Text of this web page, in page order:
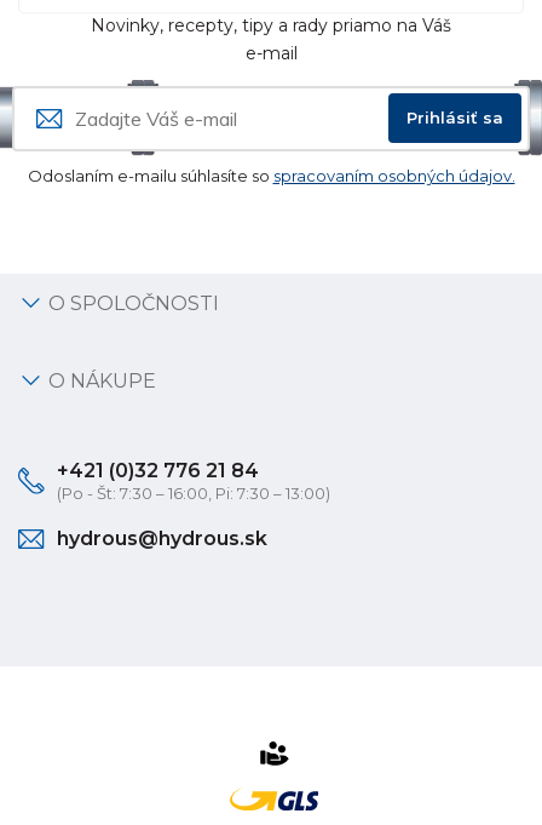
Novinky, recepty, tipy a rady priamo na Váš
e-mail
Prihlásiť sa
Odoslaním e-mailu súhlasíte so spracovaním osobných údajov.
O SPOLOČNOSTI
O NÁKUPE
+421 (0)32 776 21 84
(Po - Št: 7:30 – 16:00, Pi: 7:30 – 13:00)
hydrous@hydrous.sk